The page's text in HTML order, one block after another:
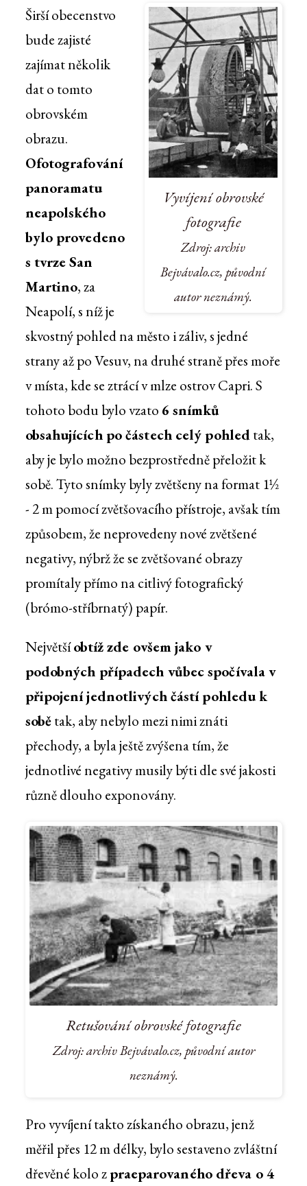
Vyvíjení obrovské
fotografie
Zdroj: archiv
Bejvávalo.cz, původní
autor neznámý.
Širší obecenstvo
bude zajisté
zajímat několik
dat o tomto
obrovském
obrazu.
Ofotografování
panoramatu
neapolského
bylo provedeno
s tvrze San
Martino, za
Neapolí, s níž je
skvostný pohled na město i záliv, s jedné
strany až po Vesuv, na druhé straně přes moře
v místa, kde se ztrácí v mlze ostrov Capri. S
tohoto bodu bylo vzato 6 snímků
obsahujících po částech celý pohledtak,
aby je bylo možno bezprostředně přeložit k
sobě. Tyto snímky byly zvětšeny na format 1½
- 2 m pomocí zvětšovacího přístroje, avšak tím
způsobem, že neprovedeny nové zvětšené
negativy, nýbrž že se zvětšované obrazy
promítaly přímo na citlivý fotografický
(brómo-stříbrnatý) papír.
Největšíobtíž zde ovšem jako v
podobných případech vůbec spočívala v
připojení jednotlivých částí pohledu k
sobětak, aby nebylo mezi nimi znáti
přechody, a byla ještě zvýšena tím, že
jednotlivé negativy musily býti dle své jakosti
různě dlouho exponovány.
Retušování obrovské fotografie
Zdroj: archiv Bejvávalo.cz, původní autor
neznámý.
Pro vyvíjení takto získaného obrazu, jenž
měřil přes 12 m délky, bylo sestaveno zvláštní
dřevěné kolo zpraeparovaného dřeva o 4